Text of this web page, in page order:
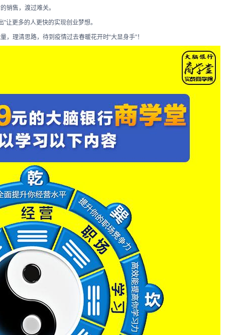
销售，渡过难关。
让更多的人更快的实现创业梦想。
理清思路，待到疫情过去春暖花开时“大显身手”！